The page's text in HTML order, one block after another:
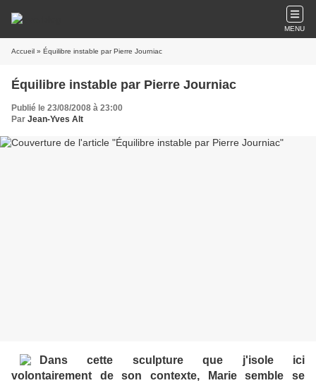
MENU
Accueil » Équilibre instable par Pierre Journiac
Équilibre instable par Pierre Journiac
Publié le 23/08/2008 à 23:00
Par Jean-Yves Alt
Dans cette sculpture que j'isole ici
volontairement de son contexte, Marie semble se